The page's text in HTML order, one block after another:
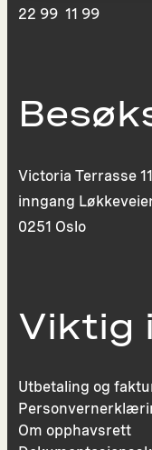
22 99 11 99
Victoria Terrasse 11
inngang
0251 Oslo
Viktig
Utbetaling og
Om opphavsrett